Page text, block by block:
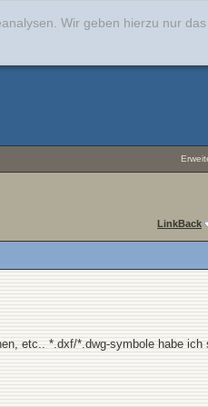
Wir geben hierzu nur
LinkBack
etc.. *.dxf/*.dwg-symbole habe